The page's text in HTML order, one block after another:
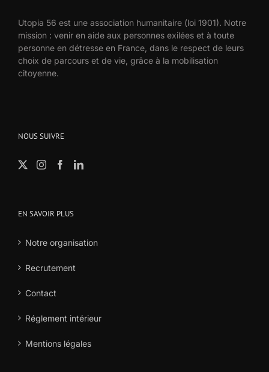
Utopia 56 est une association humanitaire (loi 1901). Notre
mission : venir en aide aux personnes exilées et à toute
personne en détresse en France, dans le respect de leurs
choix de parcours et de vie, grâce à la mobilisation
citoyenne.
NOUS SUIVRE
EN SAVOIR PLUS
Notre organisation
Recrutement
Contact
Réglement intérieur
Mentions légales